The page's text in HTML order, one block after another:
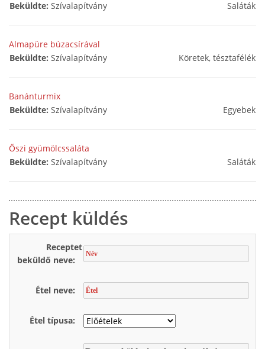
Beküldte: Szívalapítvány Saláták
Almapüre búzacsírával
Beküldte: Szívalapítvány Köretek, tésztafélék
Banánturmix
Beküldte: Szívalapítvány Egyebek
Őszi gyümölcssaláta
Beküldte: Szívalapítvány Saláták
Recept küldés
Receptet
beküldő neve:
Étel neve:
Étel típusa: